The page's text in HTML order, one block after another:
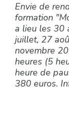
Envie de
formation
a lieu les 30
juillet, 27
novembre
heures (5
heure de
380 euros.